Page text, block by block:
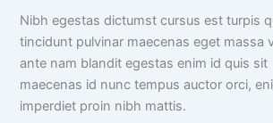
Nibh egestas dictumst cursus est turpis
tincidunt pulvinar maecenas eget massa
ante nam blandit egestas enim id quis sit
maecenas id nunc tempus auctor orci,
imperdiet proin nibh mattis.